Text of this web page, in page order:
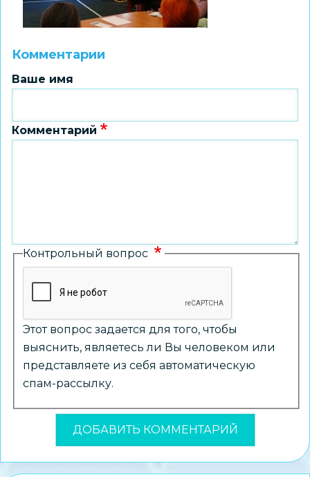
Комментарии
Ваше имя
Комментарий
Контрольный вопрос
Этот вопрос задается для того, чтобы
выяснить, являетесь ли Вы человеком или
представляете из себя автоматическую
спам-рассылку.